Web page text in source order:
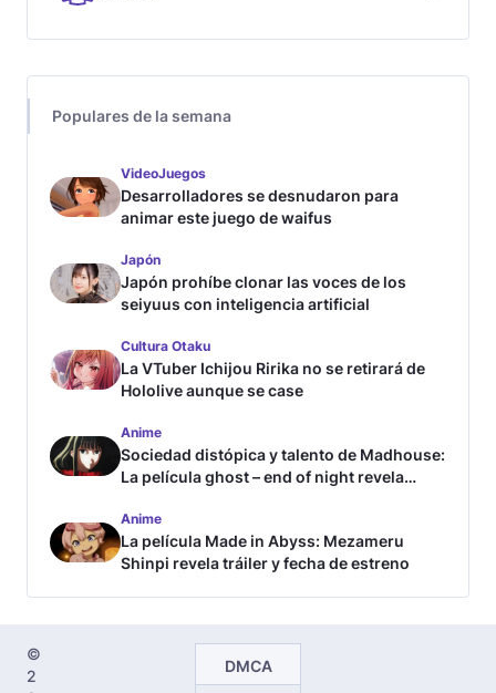
Populares de la semana
VideoJuegos
Desarrolladores se desnudaron para
animar este juego de waifus
Japón
Japón prohíbe clonar las voces de los
seiyuus con inteligencia artificial
Cultura Otaku
La VTuber Ichijou Ririka no se retirará de
Hololive aunque se case
Anime
Sociedad distópica y talento de Madhouse:
La película ghost – end of night revela
Anime
La película Made in Abyss: Mezameru
Shinpi revela tráiler y fecha de estreno
©
2
DMCA